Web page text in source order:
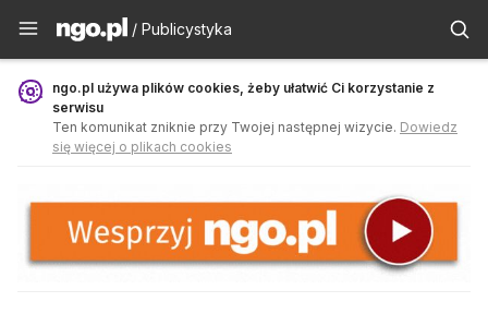
Publicystyka - ngo.pl
/ Publicystyka
ngo.pl używa plików cookies, żeby ułatwić Ci korzystanie z
serwisu
Ten komunikat zniknie przy Twojej następnej wizycie. Dowiedz
się więcej o plikach cookies